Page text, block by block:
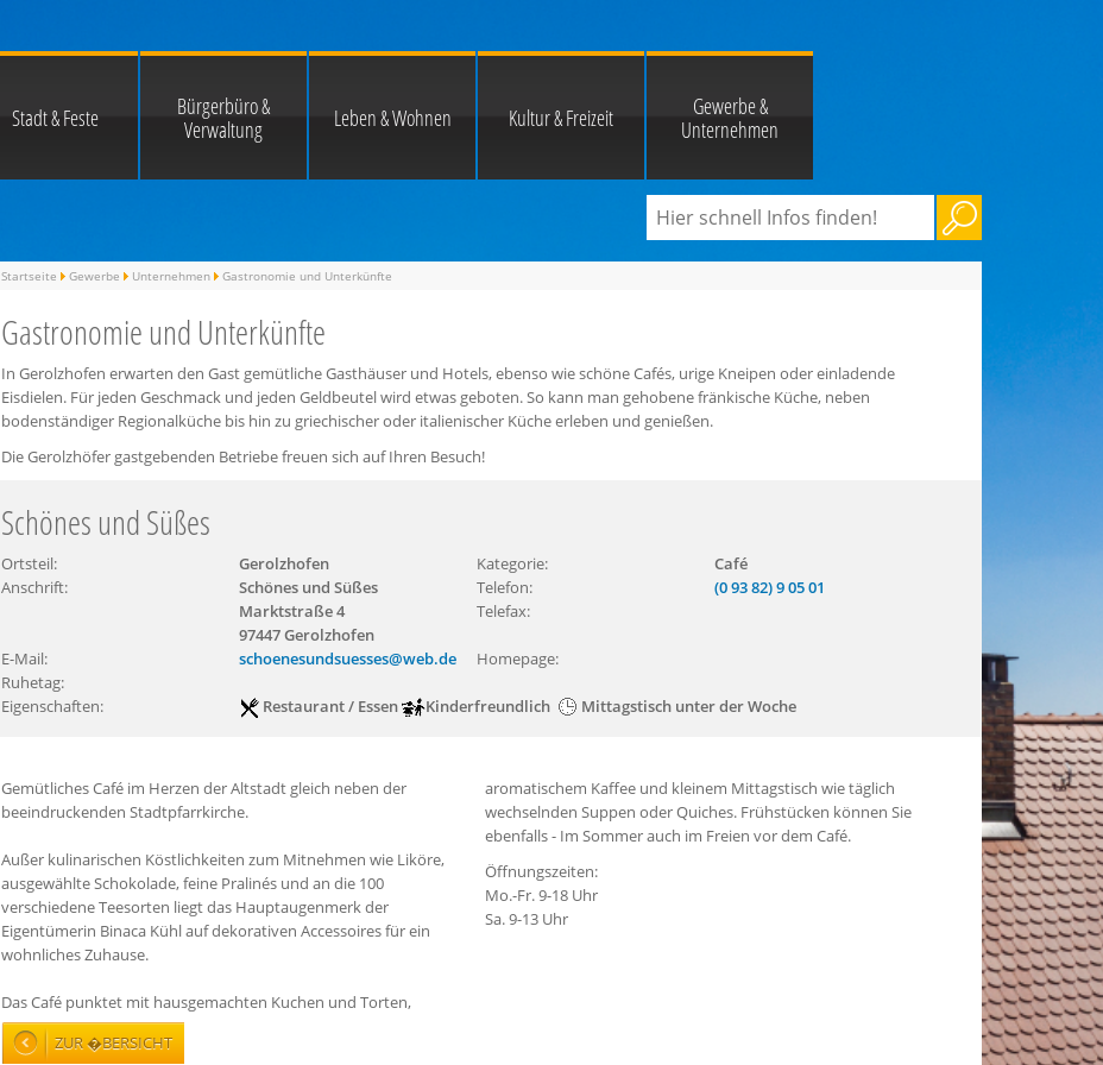
Stadt & Feste
Bürgerbüro &
Verwaltung
Leben & Wohnen Kultur & Freizeit
Gewerbe &
Unternehmen
Startseite Gewerbe Unternehmen Gastronomie und Unterkünfte
Gastronomie und Unterkünfte
In Gerolzhofen erwarten den Gast gemütliche Gasthäuser und Hotels, ebenso wie schöne Cafés, urige Kneipen oder einladende
Eisdielen. Für jeden Geschmack und jeden Geldbeutel wird etwas geboten. So kann man gehobene fränkische Küche, neben
bodenständiger Regionalküche bis hin zu griechischer oder italienischer Küche erleben und genießen.
Die Gerolzhöfer gastgebenden Betriebe freuen sich auf Ihren Besuch!
Schönes und Süßes
Ortsteil: Gerolzhofen Kategorie:
Café
Anschrift:
Schönes und Süßes
Marktstraße 4
97447 Gerolzhofen
Telefon:
(0 93 82) 9 05 01
Telefax:
E-Mail: schoenesundsuesses@web.de
Homepage:
Ruhetag:
Eigenschaften:
Restaurant / Essen Kinderfreundlich Mittagstisch unter der Woche
Gemütliches Café im Herzen der Altstadt gleich neben der
beeindruckenden Stadtpfarrkirche.
Außer kulinarischen Köstlichkeiten zum Mitnehmen wie Liköre,
ausgewählte Schokolade, feine Pralinés und an die 100
verschiedene Teesorten liegt das Hauptaugenmerk der
Eigentümerin Binaca Kühl auf dekorativen Accessoires für ein
wohnliches Zuhause.
Das Café punktet mit hausgemachten Kuchen und Torten,
aromatischem Kaffee und kleinem Mittagstisch wie täglich
wechselnden Suppen oder Quiches. Frühstücken können Sie
ebenfalls - Im Sommer auch im Freien vor dem Café.
Öffnungszeiten:
Mo.-Fr. 9-18 Uhr
Sa. 9-13 Uhr
ZUR �BERSICHT